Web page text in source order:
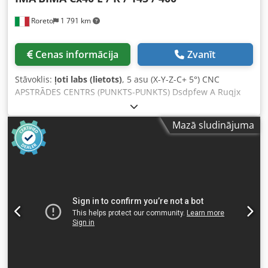
Dwjdpjtixpuofx Agmoa
Roreto 1 791 km
Cenas informācija Zvanīt
Stāvoklis: ļoti labs (lietots), 5 asu (X-Y-Z-C+ 5°) CNC
APSTRĀDES CENTRS (PUNKTS-PUNKTS) Dsdpfew A Ruqjx
Agmowa CNC apstrādes centrs frēzēšanai, urbšanai,
griešanai un malu aplīmēšanai ICOS CNC vadības sistēma
(IMAWOP programmatūra) Maksimālā darba zona (X - Y -
Z), mm: 4000 x 1600 (2000) x 100 (Z ass gājiens 650 mm)
Maksimālā darba zona apmalēšanai (mm): 4000 x 1600 x
140 m3/h) Drošības kabīne darba galvai, drošības paklāji
Skaidas izvadkonveijers Nr. 1 vertikālais galvenais vārpstas
frēzēšanas modulis ROBOTKOPF HSK F63 (16 kW)
Mazā sludinājuma